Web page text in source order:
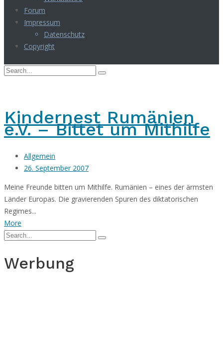
Forum
Impressum
Datenschutz
Copyright
Kindernest Rumänien
e.V. – Bittet um Mithilfe
Allgemein
26. September 2007
Meine Freunde bitten um Mithilfe. Rumänien – eines der ärmsten
Länder Europas. Die gravierenden Spuren des diktatorischen
Regimes...
More
Werbung